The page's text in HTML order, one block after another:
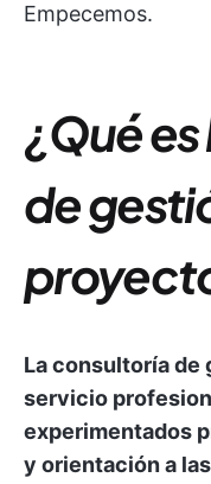
Empecemos.
¿Qué
de
La consultoría de
servicio
experimentados
y orientación a